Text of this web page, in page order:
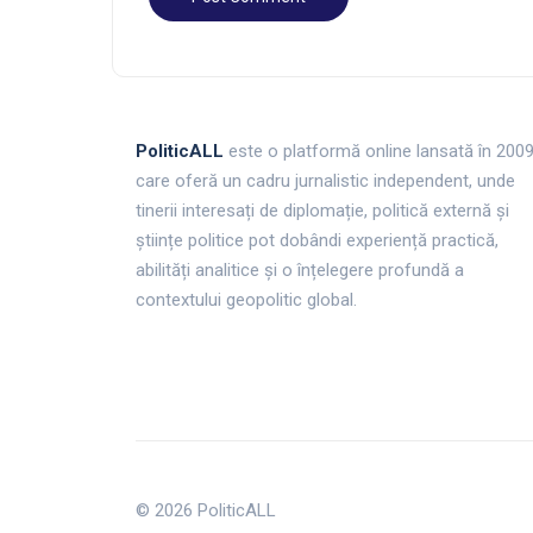
PoliticALL este o platformă online lansată în 2009
care oferă un cadru jurnalistic independent, unde
tinerii interesați de diplomație, politică externă și
științe politice pot dobândi experiență practică,
abilități analitice și o înțelegere profundă a
contextului geopolitic global.
© 2026 PoliticALL